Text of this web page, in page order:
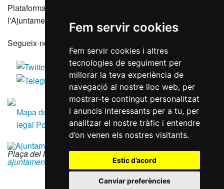
Fem servir cookies
Fem servir cookies i altres
tecnologies de seguiment per
millorar la teva experiència de
navegació al nostre lloc web, per
mostrar-te contingut personalitzat
i anuncis interessants per a tu, per
analitzar el nostre tràfic i entendre
d’on venen els nostres visitants.
Estic d’acord
Canviar preferències
Plataforma que agrupa els portals de transparència de
l'Ajuntament de Reus i les seves entitats dependents
Segueix-nos a les xarxes socials
Mapa del lloc AccessibilitatPolítica de galetesAvís
legal Política de privacitatRGPD
Plaça del Mercadal · 43201 Reus|977 010 010|
ajuntament@reus.cat reus.cat